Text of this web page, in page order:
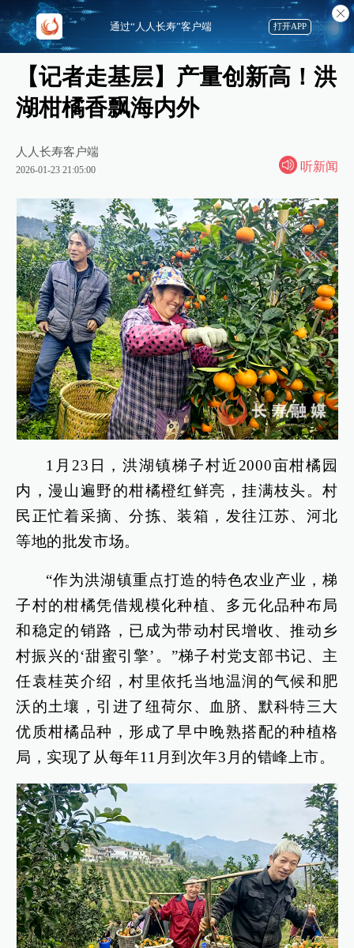
【记者走基层】产量创新高！洪
湖柑橘香飘海内外
人人长寿客户端
2026-01-23 21:05:00 听新闻
1月23日，洪湖镇梯子村近2000亩柑橘园
内，漫山遍野的柑橘橙红鲜亮，挂满枝头。村
民正忙着采摘、分拣、装箱，发往江苏、河北
等地的批发市场。
“作为洪湖镇重点打造的特色农业产业，梯
子村的柑橘凭借规模化种植、多元化品种布局
和稳定的销路，已成为带动村民增收、推动乡
村振兴的‘甜蜜引擎’。”梯子村党支部书记、主
任袁桂英介绍，村里依托当地温润的气候和肥
沃的土壤，引进了纽荷尔、血脐、默科特三大
优质柑橘品种，形成了早中晚熟搭配的种植格
局，实现了从每年11月到次年3月的错峰上市。
通过“人人长寿”客户端 打开APP